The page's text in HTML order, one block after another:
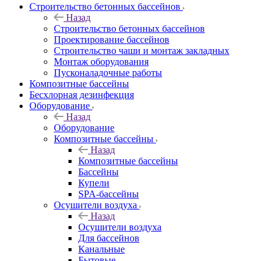
Строительство бетонных бассейнов
Назад
Строительство бетонных бассейнов
Проектирование бассейнов
Строительство чаши и монтаж закладных
Монтаж оборудования
Пусконаладочные работы
Композитные бассейны
Бесхлорная дезинфекция
Оборудование
Назад
Оборудование
Композитные бассейны
Назад
Композитные бассейны
Бассейны
Купели
SPA-бассейны
Осушители воздуха
Назад
Осушители воздуха
Для бассейнов
Канальные